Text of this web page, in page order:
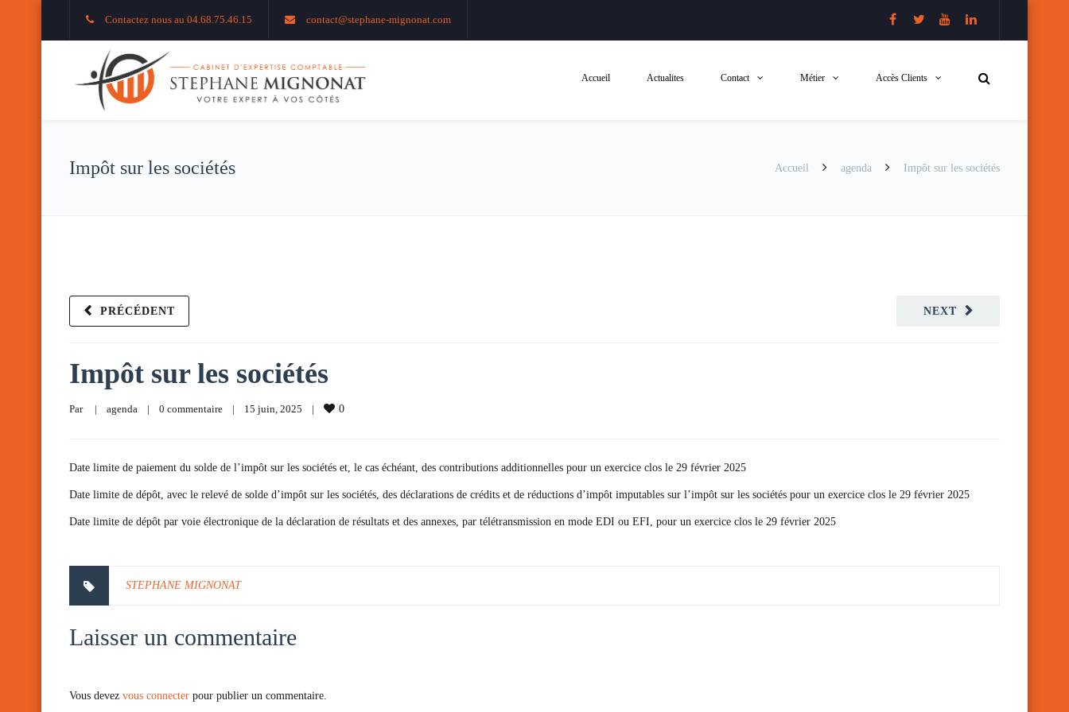
Contactez nous au 04.68.75.46.15 contact@stephane-mignonat.com
Accueil Actualites Contact Métier Accès Clients
Impôt sur les sociétés Accueil agenda Impôt sur les sociétés
NEXT
PRÉCÉDENT
Impôt sur les sociétés
Par | agenda | 0 commentaire | 15 juin, 2025 | 0
Date limite de paiement du solde de l’impôt sur les sociétés et, le cas échéant, des contributions additionnelles pour un exercice clos le 29 février 2025
Date limite de dépôt, avec le relevé de solde d’impôt sur les sociétés, des déclarations de crédits et de réductions d’impôt imputables sur l’impôt sur les sociétés pour un exercice clos le 29 février 2025
Date limite de dépôt par voie électronique de la déclaration de résultats et des annexes, par télétransmission en mode EDI ou EFI, pour un exercice clos le 29 février 2025
STEPHANE MIGNONAT
Laisser un commentaire
Vous devez vous connecter pour publier un commentaire.